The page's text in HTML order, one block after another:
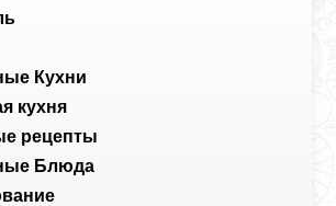
Кухни
кухня
рецепты
Блюда